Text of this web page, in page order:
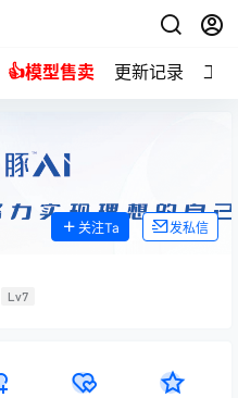
👍模型售卖 更新记录 工
Lv7
关注Ta 发私信